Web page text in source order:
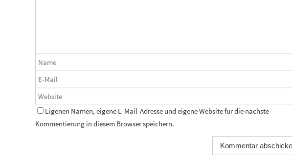
Eigenen Namen, eigene E-Mail-Adresse und eigene Website für die nächste
Kommentierung in diesem Browser speichern.